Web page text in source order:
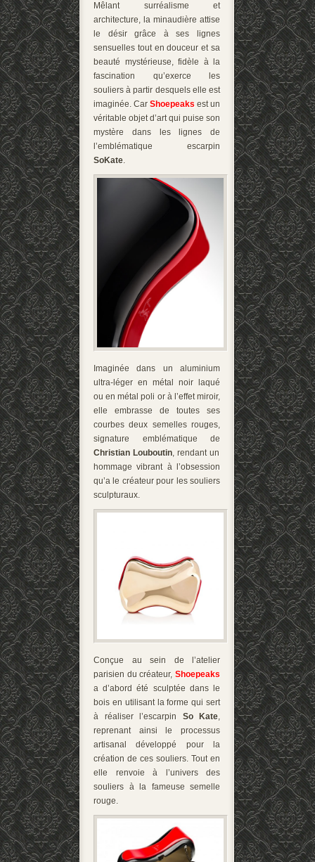
Mêlant surréalisme et
architecture, la minaudière attise
le désir grâce à ses lignes
sensuelles tout en douceur et sa
beauté mystérieuse, fidèle à la
fascination qu’exerce les
souliers à partir desquels elle est
imaginée. Car Shoepeaks est un
véritable objet d’art qui puise son
mystère dans les lignes de
l’emblématique escarpin
SoKate.
Imaginée dans un aluminium
ultra-léger en métal noir laqué
ou en métal poli or à l’effet miroir,
elle embrasse de toutes ses
courbes deux semelles rouges,
signature emblématique de
Christian Louboutin , rendant un
hommage vibrant à l’obsession
qu’a le créateur pour les souliers
sculpturaux.
Conçue au sein de l’atelier
parisien du créateur, Shoepeaks
a d’abord été sculptée dans le
bois en utilisant la forme qui sert
à réaliser l’escarpin So Kate
reprenant ainsi le processus
artisanal développé pour la
création de ces souliers. Tout en
elle renvoie à l’univers des
souliers à la fameuse semelle
rouge.